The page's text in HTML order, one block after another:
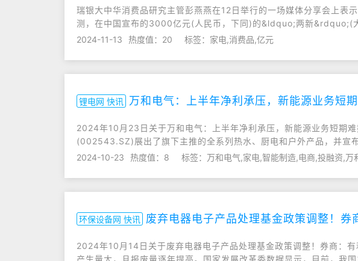
瑞银大中华消费品研究主管彭燕燕在12日举行的一场媒体分享会上表
测，在中国宣布的3000亿元(人民币，下同)的&ldquo;两新&rdquo;(
2024-11-13
热度值：20 标签：家电,消费品,亿元
锂电网 快讯 万和电气：上半年净利承压，新能源业务短
2024年10月23日关于万和电气：上半年净利承压，新能源业务短期
(002543.SZ)展出了旗下主推的全系列热水、厨电和户外产品，并宣
2024-10-23
热度值：8 标签：万和电气,家电,智能制造,电商,投融资,
环保设备网 快讯 废弃电器电子产品处理基金政策调整！券
2024年10月14日关于废弃电器电子产品处理基金政策调整！券商：
产生量大，且报废量逐年提高。国家发展改革委数据显示，目前，我